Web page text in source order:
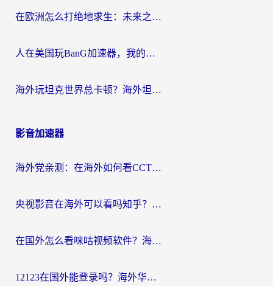
在欧洲怎么打绝地求生：未来之役不卡？留学生亲测的加速器避坑指南
人在美国玩BanG加速器，我的延迟终于绿了
海外玩坦克世界总卡顿？海外坦克世界加速器有哪些？实测好用的选择在这里
影音加速器
海外党亲测：在海外如何看CCTV？告别“仅限大陆播放”的实用指南
央视影音在海外可以看吗知乎？留学生亲测：3步解决地域限制+追剧自由
在国外怎么看咪咕视频软件？海外党亲测有效的回国加速方案
12123在国外能登录吗？海外华人必看的回国加速实用指南